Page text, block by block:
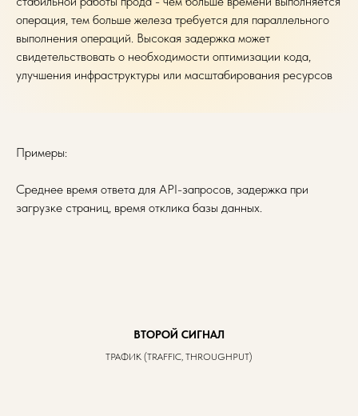
операция, тем больше железа требуется для параллельного
выполнения операций. Высокая задержка может
свидетельствовать о необходимости оптимизации кода,
улучшения инфраструктуры или масштабирования ресурсов
Примеры:
Среднее время ответа для API-запросов, задержка при
загрузке страниц, время отклика базы данных.
ВТОРОЙ СИГНАЛ
ТРАФИК (TRAFFIC, THROUGHPUT)